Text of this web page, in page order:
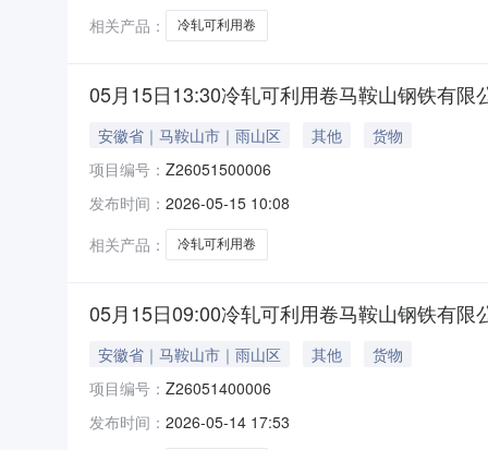
相关产品：
冷轧可利用卷
05月15日13:30冷轧可利用卷马鞍山钢铁有限
安徽省｜马鞍山市｜雨山区 其他
货物
项目编号： Z26051500006
发布时间： 2026-05-15 10:08
相关产品：
冷轧可利用卷
05月15日09:00冷轧可利用卷马鞍山钢铁有限
安徽省｜马鞍山市｜雨山区 其他
货物
项目编号： Z26051400006
发布时间： 2026-05-14 17:53